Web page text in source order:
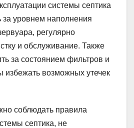
системы септика
за уровнем наполнения
регулярно
и обслуживание. Также
за состоянием фильтров и
избежать возможных утечек
соблюдать правила
септика, не